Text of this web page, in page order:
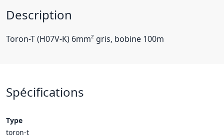
Description
Toron-T (H07V-K) 6mm² gris, bobine 100m
Spécifications
Type
toron-t